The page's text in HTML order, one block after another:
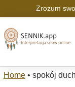
Zrozum
Home • spokój